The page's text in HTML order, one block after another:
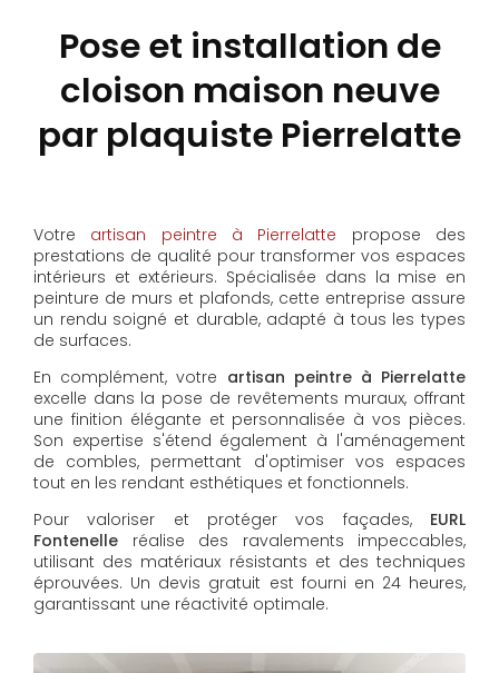
Pose et installation de
cloison maison neuve
par plaquiste Pierrelatte
Votre artisan peintre à Pierrelatte propose des
prestations de qualité pour transformer vos espaces
intérieurs et extérieurs. Spécialisée dans la mise en
peinture de murs et plafonds, cette entreprise assure
un rendu soigné et durable, adapté à tous les types
de surfaces.
En complément, votre artisan peintre à Pierrelatte
excelle dans la pose de revêtements muraux, offrant
une finition élégante et personnalisée à vos pièces.
Son expertise s'étend également à l'aménagement
de combles, permettant d'optimiser vos espaces
tout en les rendant esthétiques et fonctionnels.
Pour valoriser et protéger vos façades, EURL
Fontenelle réalise des ravalements impeccables,
utilisant des matériaux résistants et des techniques
éprouvées. Un devis gratuit est fourni en 24 heures,
garantissant une réactivité optimale.